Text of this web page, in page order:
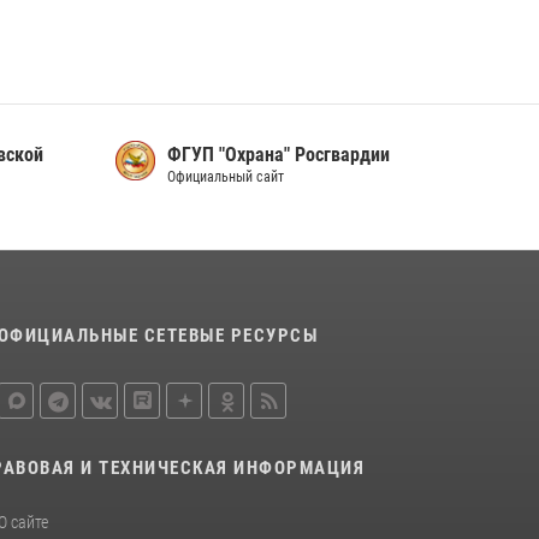
Сотрудники вневедомственной охраны
Росгвардии пресекли хищение в магазине в
областном центре серию краж
ФГУП "Охрана" Росгвардии
Официальный сайт
СЕТЕВЫЕ РЕСУРСЫ
И ТЕХНИЧЕСКАЯ ИНФОРМАЦИЯ
О сайте